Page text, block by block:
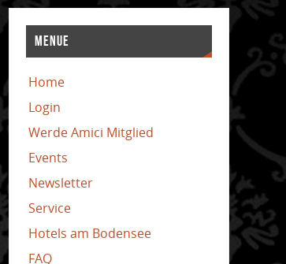
MENUE
Home
Login
Werde Amici Mitglied
Events
Newsletter
Service
Hotels am Bodensee
FAQ